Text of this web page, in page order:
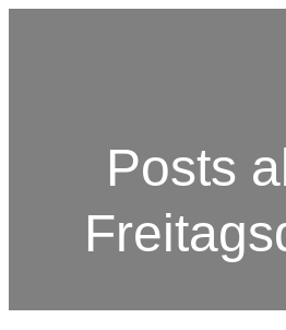
Posts